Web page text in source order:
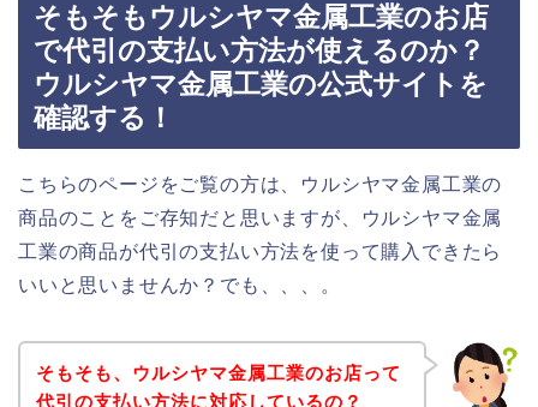
そもそもウルシヤマ金属工業のお店
で代引の支払い方法が使えるのか？
ウルシヤマ金属工業の公式サイトを
確認する！
こちらのページをご覧の方は、ウルシヤマ金属工業の
商品のことをご存知だと思いますが、ウルシヤマ金属
工業の商品が代引の支払い方法を使って購入できたら
いいと思いませんか？でも、、、。
そもそも、ウルシヤマ金属工業のお店って
代引の支払い方法に対応しているの？